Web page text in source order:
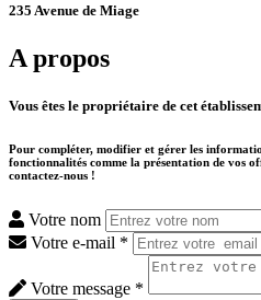
235 Avenue de Miage
A propos
Vous êtes le propriétaire de cet
Pour compléter, modifier et gérer les
fonctionnalités comme la présentation de vos
contactez-nous !
Votre nom
Votre e-mail *
Votre message *